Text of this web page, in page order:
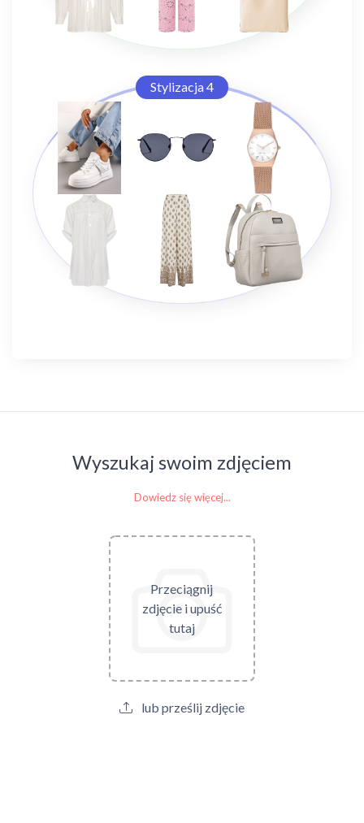
Stylizacja 4
Wyszukaj swoim zdjęciem
Dowiedz się więcej...
Przeciągnij
zdjęcie i upuść
tutaj
lub prześlij zdjęcie